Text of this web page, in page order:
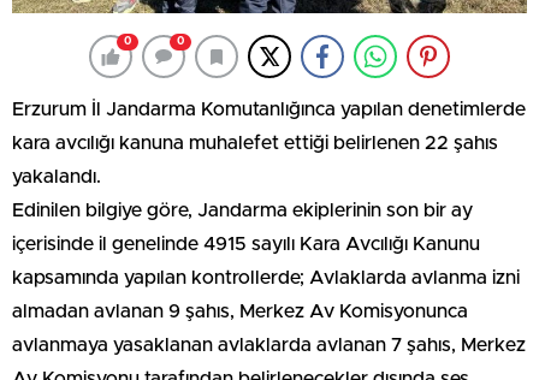
0 0
Erzurum İl Jandarma Komutanlığınca yapılan denetimlerde
kara avcılığı kanuna muhalefet ettiği belirlenen 22 şahıs
yakalandı.
Edinilen bilgiye göre, Jandarma ekiplerinin son bir ay
içerisinde il genelinde 4915 sayılı Kara Avcılığı Kanunu
kapsamında yapılan kontrollerde; Avlaklarda avlanma izni
almadan avlanan 9 şahıs, Merkez Av Komisyonunca
avlanmaya yasaklanan avlaklarda avlanan 7 şahıs, Merkez